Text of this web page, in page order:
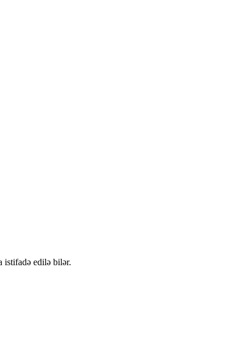
istifadə edilə bilər.